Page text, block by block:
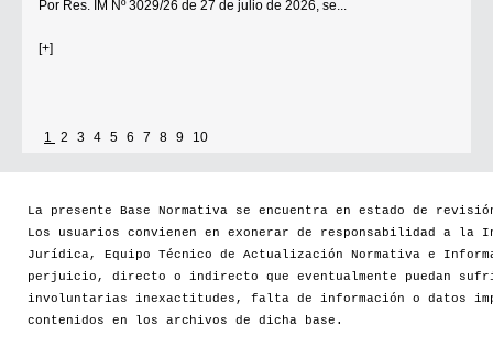
Por Res. IM Nº 3029/26 de 27 de julio de 2026, se...
[+]
1 2 3 4 5 6 7 8 9 10
La presente Base Normativa se encuentra en estado de
Los usuarios convienen en exonerar de responsabilidad a la
Jurídica, Equipo Técnico de Actualización Normativa e
perjuicio, directo o indirecto que eventualmente puedan
involuntarias inexactitudes, falta de información o datos
contenidos en los archivos de dicha base.